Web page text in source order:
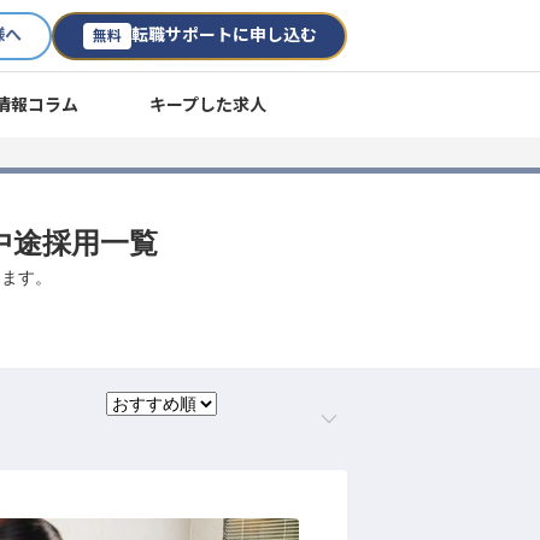
へ 無料 転職サポートに申し込む
報コラム キープした求人
途採用一覧
す。